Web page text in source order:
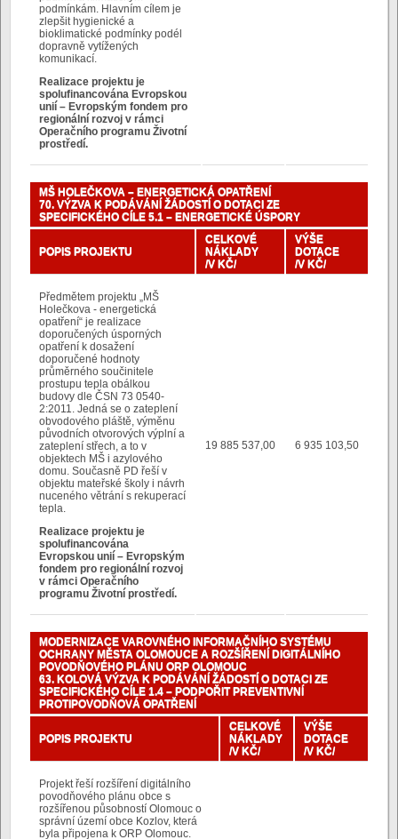
podmínkám. Hlavním cílem je
zlepšit hygienické a
bioklimatické podmínky podél
dopravně vytížených
komunikací.
Realizace projektu je
spolufinancována Evropskou
unií – Evropským fondem pro
regionální rozvoj v rámci
Operačního programu Životní
prostředí.
MŠ HOLEČKOVA – ENERGETICKÁ OPATŘENÍ
70. VÝZVA K PODÁVÁNÍ ŽÁDOSTÍ O DOTACI ZE
SPECIFICKÉHO CÍLE 5.1 – ENERGETICKÉ ÚSPORY
POPIS PROJEKTU
CELKOVÉ
NÁKLADY
/V KČ/
VÝŠE
DOTACE
/V KČ/
Předmětem projektu „MŠ
Holečkova - energetická
opatření“ je realizace
doporučených úsporných
opatření k dosažení
doporučené hodnoty
průměrného součinitele
prostupu tepla obálkou
budovy dle ČSN 73 0540-
2:2011. Jedná se o zateplení
obvodového pláště, výměnu
původních otvorových výplní a
zateplení střech, a to v
objektech MŠ i azylového
domu. Současně PD řeší v
objektu mateřské školy i návrh
nuceného větrání s rekuperací
tepla.
Realizace projektu je
spolufinancována
Evropskou unií – Evropským
fondem pro regionální rozvoj
v rámci Operačního
programu Životní prostředí.
19 885 537,00 6 935 103,50
MODERNIZACE VAROVNÉHO INFORMAČNÍHO SYSTÉMU
OCHRANY MĚSTA OLOMOUCE A ROZŠÍŘENÍ DIGITÁLNÍHO
POVODŇOVÉHO PLÁNU ORP OLOMOUC
63. KOLOVÁ VÝZVA K PODÁVÁNÍ ŽÁDOSTÍ O DOTACI ZE
SPECIFICKÉHO CÍLE 1.4 – PODPOŘIT PREVENTIVNÍ
PROTIPOVODŇOVÁ OPATŘENÍ
POPIS PROJEKTU
CELKOVÉ
NÁKLADY
/V KČ/
VÝŠE
DOTACE
/V KČ/
Projekt řeší rozšíření digitálního
povodňového plánu obce s
rozšířenou působností Olomouc o
správní území obce Kozlov, která
byla připojena k ORP Olomouc.